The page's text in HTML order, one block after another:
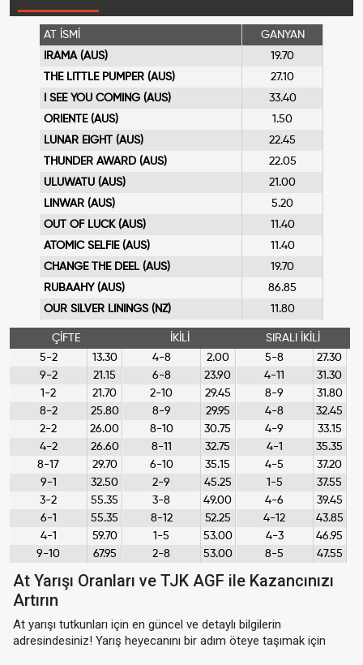
AT İSMİ
GANYAN
IRAMA (AUS)
19.70
THE LITTLE PUMPER (AUS)
27.10
I SEE YOU COMING (AUS)
33.40
ORIENTE (AUS)
1.50
LUNAR EIGHT (AUS)
22.45
THUNDER AWARD (AUS)
22.05
ULUWATU (AUS)
21.00
LINWAR (AUS)
5.20
OUT OF LUCK (AUS)
11.40
ATOMIC SELFIE (AUS)
11.40
CHANGE THE DEEL (AUS)
19.70
RUBAAHY (AUS)
86.85
OUR SILVER LININGS (NZ)
11.80
ÇİFTE
5-2
13.30
9-2
21.15
1-2
21.70
8-2
25.80
2-2
26.00
4-2
26.60
8-17
29.70
9-1
32.50
3-2
55.35
6-1
55.35
4-1
59.70
9-10
67.95
İKİLİ
4-8
2.00
6-8
23.90
2-10
29.45
8-9
29.95
8-10
30.75
8-11
32.75
6-10
35.15
2-9
45.25
3-8
49.00
8-12
52.25
1-5
53.00
2-8
53.00
SIRALI İKİLİ
5-8
27.30
4-11
31.30
8-9
31.80
4-8
32.45
4-9
33.15
4-1
35.35
4-5
37.20
1-5
37.55
4-6
39.45
4-12
43.85
4-3
46.95
8-5
47.55
At Yarışı Oranları ve TJK AGF ile Kazancınızı
Artırın
At yarışı tutkunları için en güncel ve detaylı bilgilerin
adresindesiniz! Yarış heyecanını bir adım öteye taşımak için